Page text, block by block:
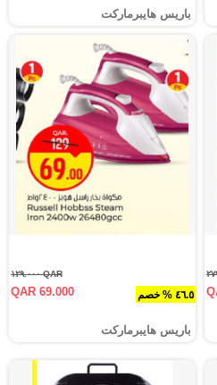
باريس هايبرماركت
٤٦.٥ % خصم
QAR ١٢٩.٠٠٠
QAR 69.000
باريس هايبرماركت